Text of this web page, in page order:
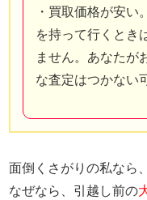
・買取価格が安い
を持って行くとき
ません。あなたが
な査定はつかない
面倒くさがりの私なら、
なぜなら、引越し前の